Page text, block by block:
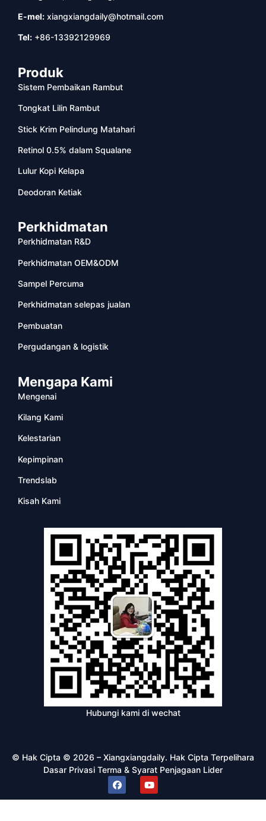
E-mel: xiangxiangdaily@hotmail.com
Tel: +86-13392129969
Produk
Sistem Pembaikan Rambut
Tongkat Lilin Rambut
Stick Krim Pelindung Matahari
Retinol 0.5% dalam Squalane
Lulur Kopi Kelapa
Deodoran Ketiak
Perkhidmatan
Perkhidmatan R&D
Perkhidmatan OEM&ODM
Sampel Percuma
Perkhidmatan selepas jualan
Pembuatan
Pergudangan & logistik
Mengapa Kami
Mengenai
Kilang Kami
Kelestarian
Kepimpinan
Trendslab
Kisah Kami
Hubungi kami di wechat
© Hak Cipta © 2026 – Xiangxiangdaily. Hak Cipta Terpelihara
Dasar Privasi Terma & Syarat Penjagaan Lider